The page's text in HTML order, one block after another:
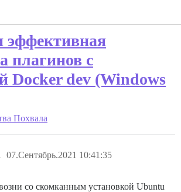
эффективная
плагинов с
Docker dev (Windows
Похвала
07.Сентябрь.2021 10:41:35
со скомканным установкой Ubuntu